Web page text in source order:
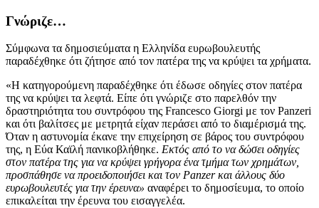
Γνώριζε…
Σύμφωνα τα δημοσιεύματα η Ελληνίδα ευρωβουλευτής
παραδέχθηκε ότι ζήτησε από τον πατέρα της να κρύψει τα χρήματα.
«Η κατηγορούμενη παραδέχθηκε ότι έδωσε οδηγίες στον πατέρα
της να κρύψει τα λεφτά. Είπε ότι γνώριζε στο παρελθόν την
δραστηριότητα του συντρόφου της Francesco Giorgi με τον Panzeri
και ότι βαλίτσες με μετρητά είχαν περάσει από το διαμέρισμά της.
Όταν η αστυνομία έκανε την επιχείρηση σε βάρος του συντρόφου
της, η Εύα Καϊλή πανικοβλήθηκε. Εκτός από το να δώσει οδηγίες
στον πατέρα της για να κρύψει γρήγορα ένα τμήμα των χρημάτων,
προσπάθησε να προειδοποιήσει και τον Panzer και άλλους δύο
ευρωβουλευτές για την έρευνα» αναφέρει το δημοσίευμα, το οποίο
επικαλείται την έρευνα του εισαγγελέα.